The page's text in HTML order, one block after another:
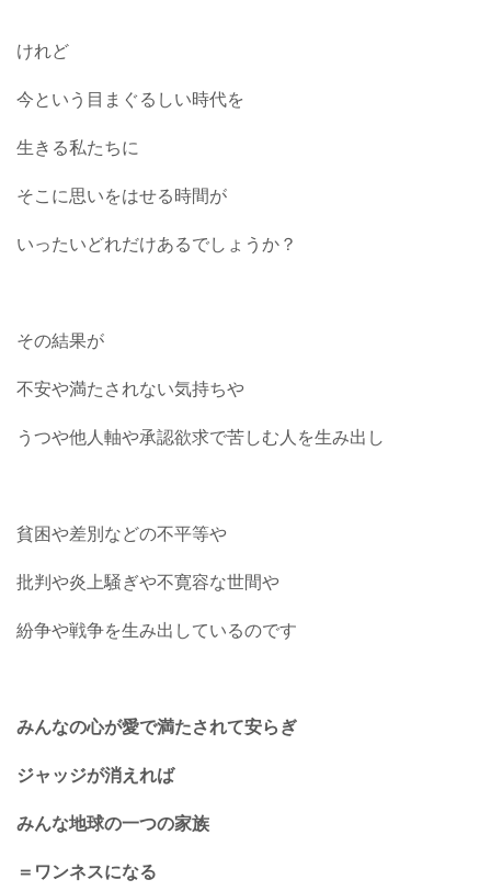
けれど
今という目まぐるしい時代を
生きる私たちに
そこに思いをはせる時間が
いったいどれだけあるでしょうか？
その結果が
不安や満たされない気持ちや
うつや他人軸や承認欲求で苦しむ人を生み出し
貧困や差別などの不平等や
批判や炎上騒ぎや不寛容な世間や
紛争や戦争を生み出しているのです
みんなの心が愛で満たされて安らぎ
ジャッジが消えれば
みんな地球の一つの家族
＝ワンネスになる